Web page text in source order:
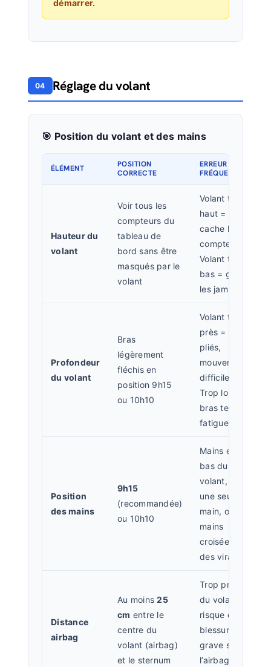
démarrer.
04 Réglage du volant
🎯 Position du volant et des mains
ÉLÉMENT
POSITION
CORRECTE
ERREUR
FRÉQUENTE
Hauteur du
volant
Voir tous les
compteurs du
tableau de
bord sans être
masqués par le
volant
Volant trop
haut =
cache les
compteurs.
Volant trop
bas = gêne
les jambes
Profondeur
du volant
Bras
légèrement
fléchis en
position 9h15
ou 10h10
Volant trop
près = bras
pliés,
mouvements
difficiles.
Trop loin =
bras tendus,
fatigue
Position
des mains
9h15
(recommandée)
ou 10h10
Mains en
bas du
volant, ou
une seule
main, ou
mains
croisées lors
des virages
Distance
airbag
Au moins25
cm entre le
centre du
volant (airbag)
et le sternum
Trop près
du volant =
risque de
blessure
grave si
l’airbag se